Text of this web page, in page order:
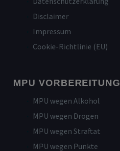
Disclaimer
Impressum
Cookie-Richtlinie (EU)
MPU VORBEREITUNG
MPU wegen Alkohol
MPU wegen Drogen
MPU wegen Straftat
MPU wegen Punkte